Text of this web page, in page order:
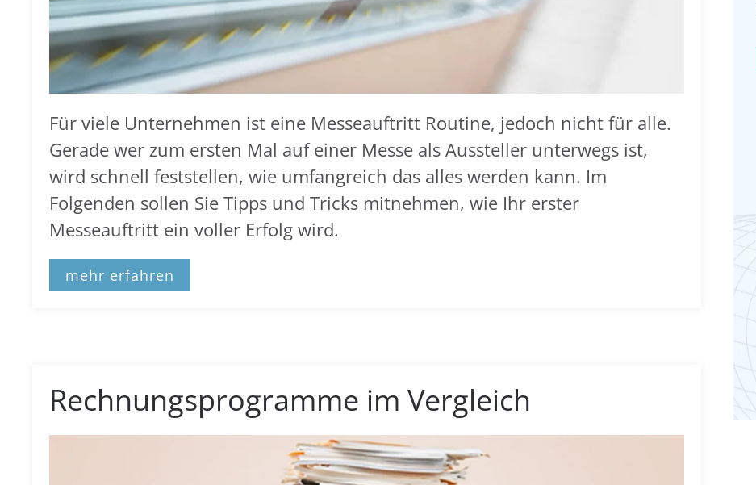
Für viele Unternehmen ist eine Messeauftritt Routine, jedoch nicht für alle.
Gerade wer zum ersten Mal auf einer Messe als Aussteller unterwegs ist,
wird schnell feststellen, wie umfangreich das alles werden kann. Im
Folgenden sollen Sie Tipps und Tricks mitnehmen, wie Ihr erster
Messeauftritt ein voller Erfolg wird.
mehr erfahren
Rechnungsprogramme im Vergleich